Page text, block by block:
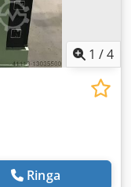
1 /4
Ringa